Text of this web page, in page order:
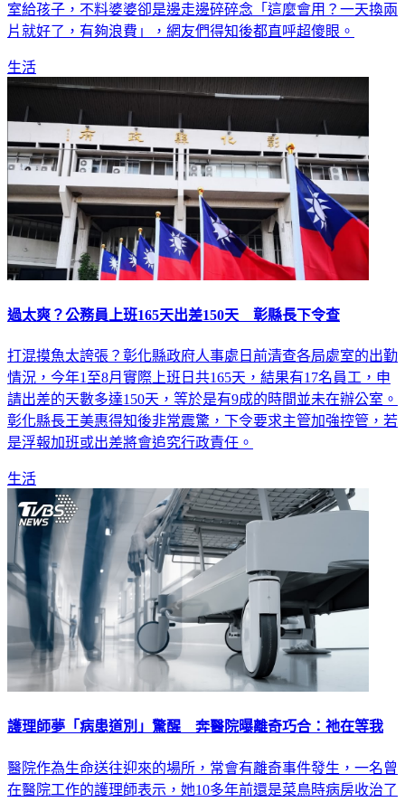
為生理期突然報到，自己當下正在忙，便請婆婆拿衛生棉到浴
室給孩子，不料婆婆卻是邊走邊碎碎念「這麼會用？一天換兩
生活
打混摸魚太誇張？彰化縣政府人事處日前清查各局處室的出勤
情況，今年1至8月實際上班日共165天，結果有17名員工，申
請出差的天數多達150天，等於是有9成的時間並未在辦公室。
彰化縣長王美惠得知後非常震驚，下令要求主管加強控管，若
生活
醫院作為生命送往迎來的場所，常會有離奇事件發生，一名曾